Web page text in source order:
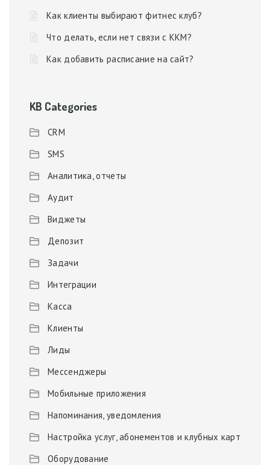
Как клиенты выбирают фитнес клуб?
Что делать, если нет связи с ККМ?
Как добавить расписание на сайт?
KB Categories
CRM
SMS
Аналитика, отчеты
Аудит
Виджеты
Депозит
Задачи
Интеграции
Касса
Клиенты
Лиды
Мессенджеры
Мобильные приложения
Напоминания, уведомления
Настройка услуг, абонементов и клубных карт
Оборудование